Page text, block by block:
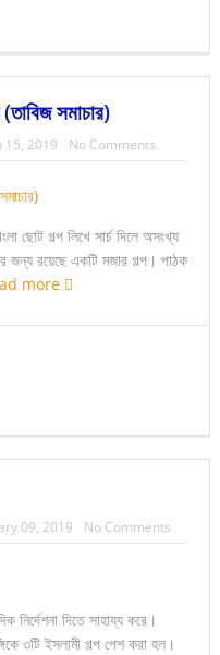
সমাচার)
15, 2019 No Comments
ছোট গল্প লিখে সার্চ দিলে অসংখ্য
জন্য রয়েছে একটি মজার গল্প। পাঠক
more
09, 2019 No Comments
নির্দেশনা দিতে সাহায্য করে।
৩টি ইসলামী গল্প পেশ করা হল।